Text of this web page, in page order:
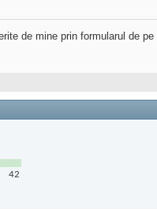
de mine prin formularul de pe
42